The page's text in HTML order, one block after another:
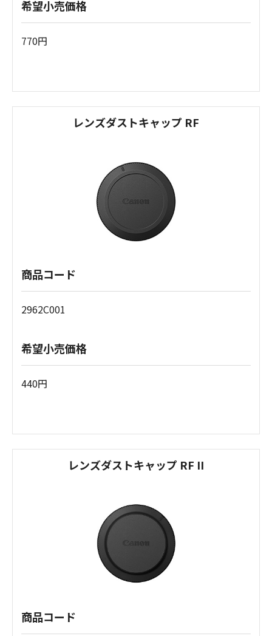
希望小売価格
770円
レンズダストキャップ RF
商品コード
2962C001
希望小売価格
440円
レンズダストキャップ RF II
商品コード